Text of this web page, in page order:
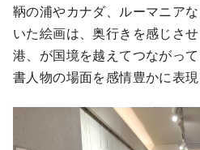
鞆の浦やカナダ、ルーマニア
いた絵画は、奥行きを感じさ
港、が国境を越えてつながっ
書人物の場面を感情豊かに表現